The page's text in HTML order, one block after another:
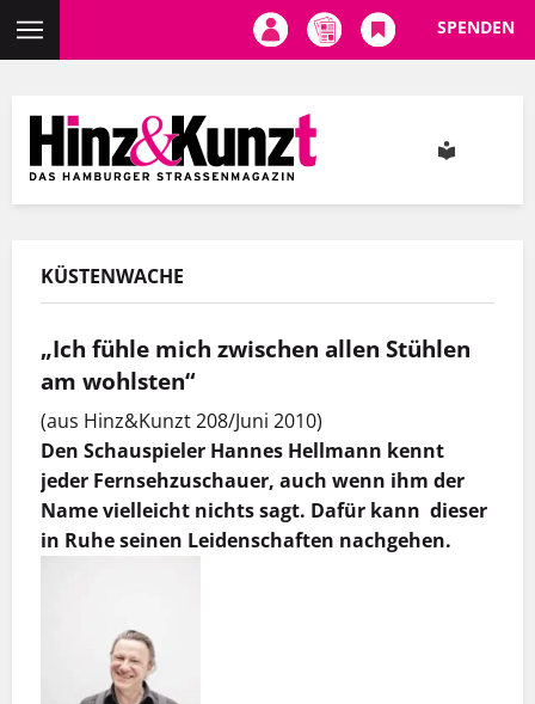
Inhalt
SPENDEN
KÜSTENWACHE
„Ich fühle mich zwischen allen Stühlen
am wohlsten“
(aus Hinz&Kunzt 208/Juni 2010)
Den Schauspieler Hannes Hellmann kennt
jeder Fernsehzuschauer, auch wenn ihm der
Name vielleicht nichts sagt. Dafür kann dieser
in Ruhe seinen Leidenschaften nachgehen.